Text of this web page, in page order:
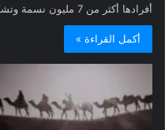
أفرادها أكثر من 7 مليون نسمة وتشكل حوالي…
أكمل القراءة »